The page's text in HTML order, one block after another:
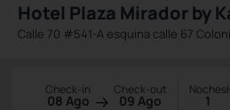
Hotel Plaza Mirador by
Calle 70 #541-A esquina calle 67
Check-in
08 Ago
Check-out
09 Ago
Noches
1